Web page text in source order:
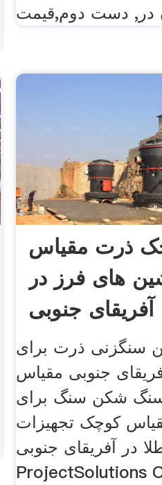
در, دست دوم,قیمت
ذرت مقیاس
های فرز در
آفریقای جنوبی
سنگزنی ذرت برای
جنوبی مقیاس
شکن سنگ برای
کوچک تجهیزات
در آفریقای جنوبی
ProjectSolutions